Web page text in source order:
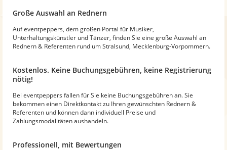
Große Auswahl an Rednern
Auf eventpeppers, dem großen Portal für Musiker,
Unterhaltungskünstler und Tänzer, finden Sie eine große Auswahl an
Rednern & Referenten rund um Stralsund, Mecklenburg-Vorpommern.
Kostenlos. Keine Buchungsgebühren, keine Registrierung
nötig!
Bei eventpeppers fallen für Sie keine Buchungsgebühren an. Sie
bekommen einen Direktkontakt zu Ihren gewünschten Rednern &
Referenten und können dann individuell Preise und
Zahlungsmodalitäten aushandeln.
Professionell, mit Bewertungen